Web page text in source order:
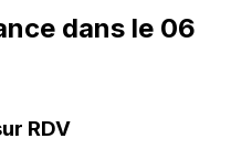
dans le 06
RDV